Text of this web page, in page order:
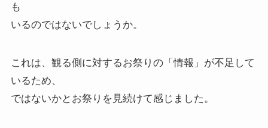
も
いるのではないでしょうか。
これは、 観る側に対するお祭りの「情報」が不足して
いるため、
ではないかとお祭りを見続けて感じました。